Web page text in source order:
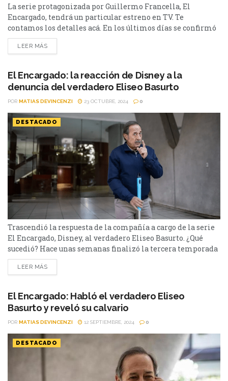
La serie protagonizada por Guillermo Francella, El
Encargado, tendrá un particular estreno en TV. Te
contamos los detalles acá. En los últimos días se confirmó
que la exitosa serie protagonizada por Guillermo
Francella, El Encargado, llega a un canal de aire, tras el
consolidándose como un éxito rotundo. La popular
comedia dramática sobre la vida...
LEER MÁS
El Encargado: la reacción de Disney a la
denuncia del verdadero Eliseo Basurto
POR MATIAS DEVINCENZI 23 OCTUBRE, 2024 0
DESTACADO
Trascendió la respuesta de la compañía a cargo de la serie
El Encargado, Disney, al verdadero Eliseo Basurto. ¿Qué
sucedió? Hace unas semanas finalizó la tercera temporada
de El Encargado. La comedia dramática argentina fue el
gran éxito de Star+/Disney+ del 2022 acá. La serie sigue la
un importante edificio y,...
LEER MÁS
El Encargado: Habló el verdadero Eliseo
Basurto y reveló su calvario
POR MATIAS DEVINCENZI 12 SEPTIEMBRE, 2024 0
DESTACADO